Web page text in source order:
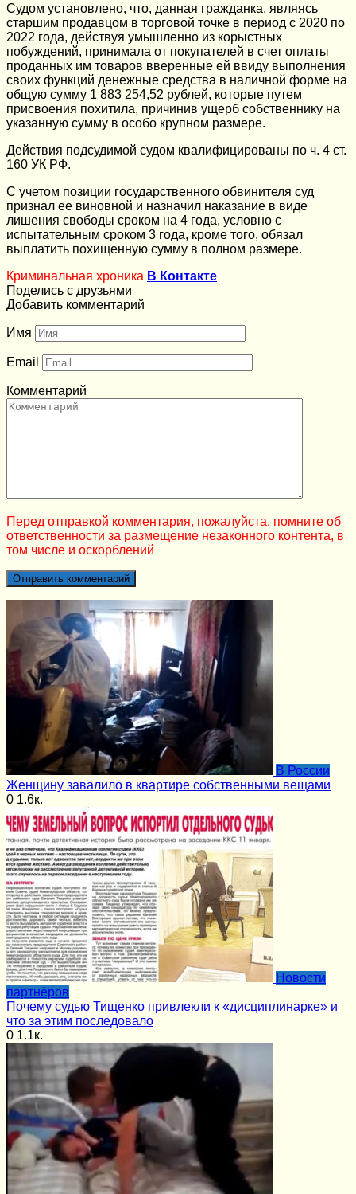
Судом установлено, что, данная гражданка, являясь
старшим продавцом в торговой точке в период с 2020 по
2022 года, действуя умышленно из корыстных
побуждений, принимала от покупателей в счет оплаты
проданных им товаров вверенные ей ввиду выполнения
своих функций денежные средства в наличной форме на
общую сумму 1 883 254,52 рублей, которые путем
присвоения похитила, причинив ущерб собственнику на
указанную сумму в особо крупном размере.
Действия подсудимой судом квалифицированы по ч. 4 ст.
160 УК РФ.
С учетом позиции государственного обвинителя суд
признал ее виновной и назначил наказание в виде
лишения свободы сроком на 4 года, условно с
испытательным сроком 3 года, кроме того, обязал
выплатить похищенную сумму в полном размере.
Криминальная хроника В Контакте
Поделись с друзьями
Добавить комментарий
Имя
Email
Комментарий
Перед отправкой комментария, пожалуйста, помните об
ответственности за размещение незаконного контента, в
том числе и оскорблений
В России
Женщину завалило в квартире собственными вещами
0 1.6к.
Новости
партнёров
Почему судью Тищенко привлекли к «дисциплинарке» и
что за этим последовало
0 1.1к.